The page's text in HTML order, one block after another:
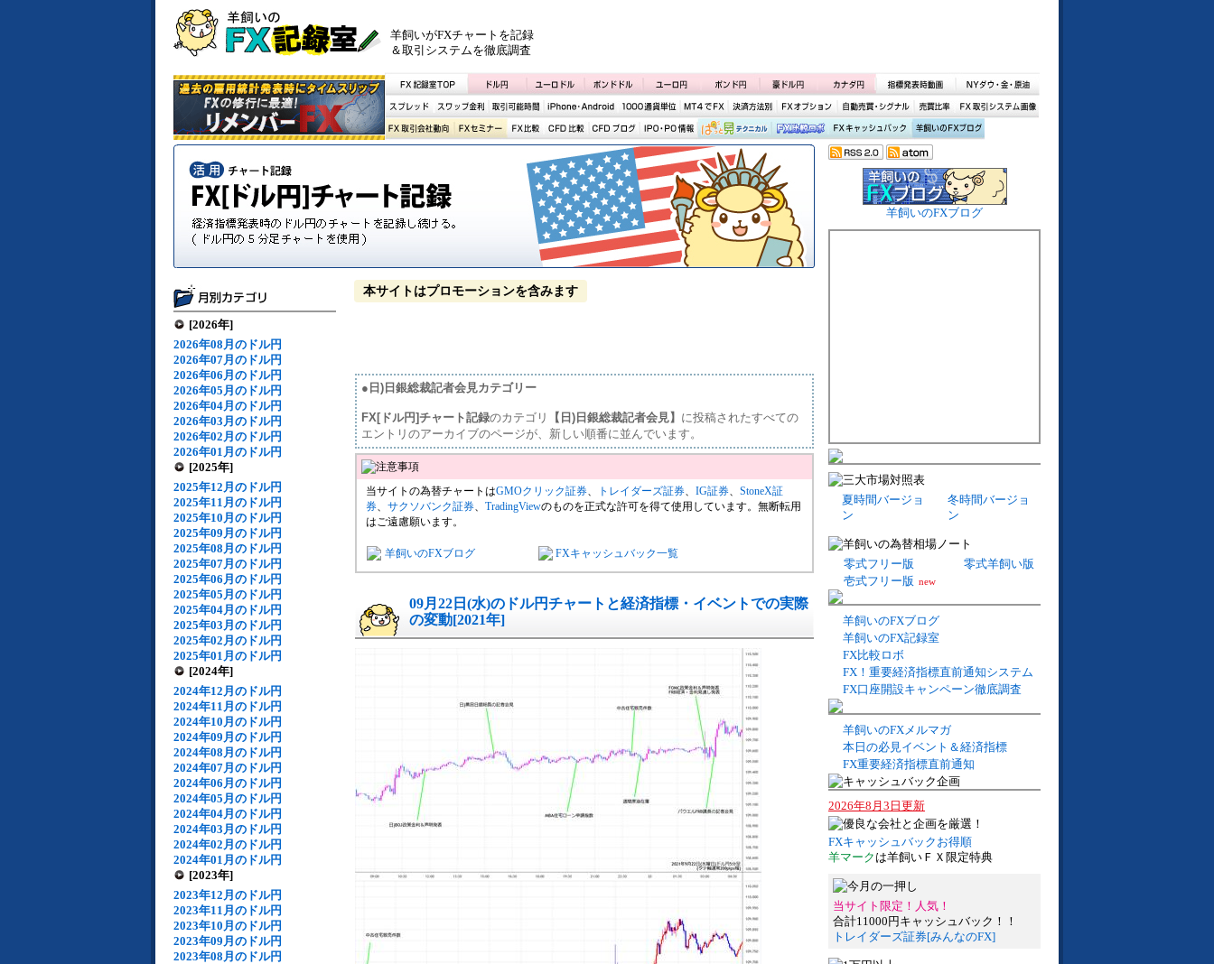
羊飼いがFXチャートを記録
＆取引システムを徹底調査
[2026年]
2026年08月のドル円
2026年07月のドル円
2026年06月のドル円
2026年05月のドル円
2026年04月のドル円
2026年03月のドル円
2026年02月のドル円
2026年01月のドル円
[2025年]
2025年12月のドル円
2025年11月のドル円
2025年10月のドル円
2025年09月のドル円
2025年08月のドル円
2025年07月のドル円
2025年06月のドル円
2025年05月のドル円
2025年04月のドル円
2025年03月のドル円
2025年02月のドル円
2025年01月のドル円
[2024年]
2024年12月のドル円
2024年11月のドル円
2024年10月のドル円
2024年09月のドル円
2024年08月のドル円
2024年07月のドル円
2024年06月のドル円
2024年05月のドル円
2024年04月のドル円
2024年03月のドル円
2024年02月のドル円
2024年01月のドル円
[2023年]
2023年12月のドル円
2023年11月のドル円
2023年10月のドル円
2023年09月のドル円
2023年08月のドル円
本サイトはプロモーションを含みます
●日)日銀総裁記者会見カテゴリー
FX[ドル円]チャート記録のカテゴリ 【日)日銀総裁記者会見】 に投稿されたすべての
エントリのアーカイブのページが、新しい順番に並んでいます。
当サイトの為替チャートはGMOクリック証券、 トレイダーズ証券、 IG証券、 StoneX証
券、 サクソバンク証券、 TradingViewのものを正式な許可を得て使用しています。無断転用
はご遠慮願います。
羊飼いのFXブログ FXキャッシュバック一覧
09月22日(水)のドル円チャートと経済指標・イベントでの実際
の変動[2021年]
羊飼いのFXブログ
夏時間バージョ
ン
冬時間バージョ
ン
零式フリー版
零式羊飼い版
壱式フリー版 new
羊飼いのFXブログ
羊飼いのFX記録室
FX比較ロボ
FX！重要経済指標直前通知システム
FX口座開設キャンペーン徹底調査
羊飼いのFXメルマガ
本日の必見イベント＆経済指標
FX重要経済指標直前通知
2026年8月3日更新
FXキャッシュバックお得順
羊マーク は羊飼いＦＸ限定特典
当サイト限定！人気！
合計11000円キャッシュバック！！
トレイダーズ証券[みんなのFX]